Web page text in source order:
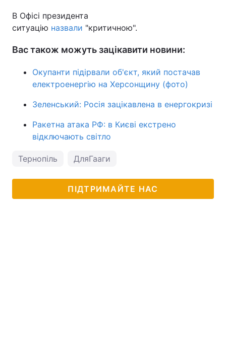
В Офісі президента
ситуацію назвали "критичною".
Вас також можуть зацікавити новини:
Окупанти підірвали об'єкт, який постачав
електроенергію на Херсонщину (фото)
Зеленський: Росія зацікавлена в енергокризі
Ракетна атака РФ: в Києві екстрено
відключають світло
Тернопіль ДляГааги
ПІДТРИМАЙТЕ НАС